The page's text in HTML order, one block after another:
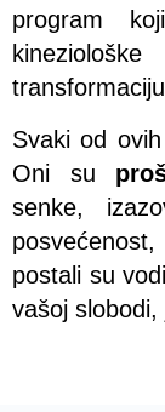
program
Svaki od
Oni su
senke,
postali su
vašoj